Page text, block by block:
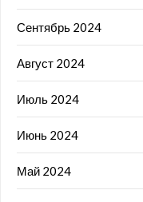
Сентябрь 2024
Август 2024
Июль 2024
Июнь 2024
Май 2024